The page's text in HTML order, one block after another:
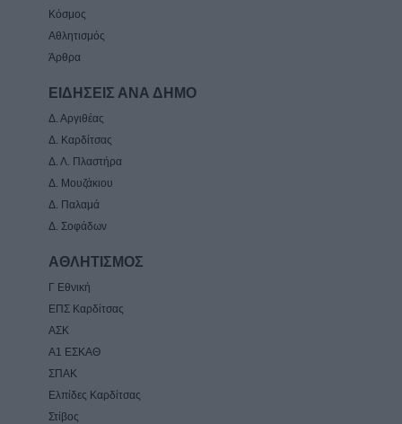
Κόσμος
Αθλητισμός
Άρθρα
ΕΙΔΗΣΕΙΣ ΑΝΑ ΔΗΜΟ
Δ. Αργιθέας
Δ. Καρδίτσας
Δ. Λ. Πλαστήρα
Δ. Μουζάκιου
Δ. Παλαμά
Δ. Σοφάδων
ΑΘΛΗΤΙΣΜΟΣ
Γ Εθνική
ΕΠΣ Καρδίτσας
ΑΣΚ
Α1 ΕΣΚΑΘ
ΣΠΑΚ
Ελπίδες Καρδίτσας
Στίβος